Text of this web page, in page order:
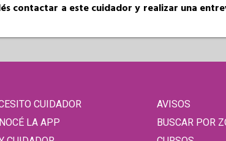
contactar a este cuidador y realizar una
CUIDADOR
LA APP
AVISOS
BUSCAR POR